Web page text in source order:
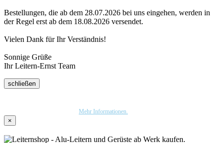
Bestellungen, die ab dem 28.07.2026 bei uns eingehen, werden in
der Regel erst ab dem 18.08.2026 versendet.
Vielen Dank für Ihr Verständnis!
Sonnige Grüße
Ihr Leitern-Ernst Team
schließen
Mehr Informationen.
×